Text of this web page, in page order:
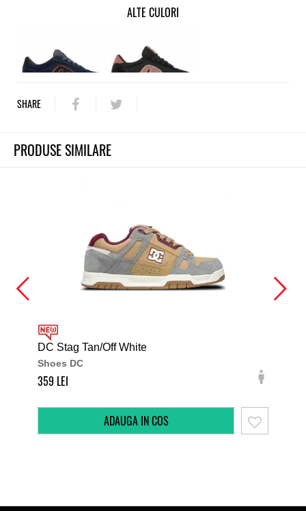
ALTE CULORI
SHARE
PRODUSE SIMILARE
DC Stag Tan/Off White
Shoes DC
359